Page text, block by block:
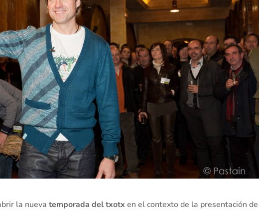
la nuevatemporada del txotxen el contexto de la presentación de